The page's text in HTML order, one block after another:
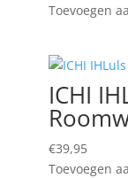
Toevoegen
ICHI
€39,95
Toevoegen